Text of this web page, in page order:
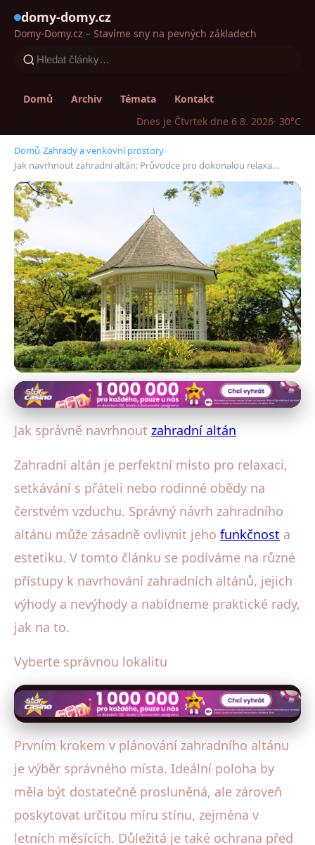
domy-domy.cz
Domy-Domy.cz – Stavíme sny na pevných základech
Domů Archiv Témata
Kontakt
Dnes je Čtvrtek dne 6 8. 2026· 30°C
Domů›Zahrady a venkovní prostory›
Jak navrhnout zahradní altán: Průvodce pro dokonalou relaxa…
Zahrady a venkovní prostory
Jak navrhnout zahradní altán:
30. 8. 2025· 4 min čtení · Autor: Michaela Kratochvílová
Jak správně navrhnout zahradní altán
Zahradní altán je perfektní místo pro relaxaci,
setkávání s přáteli nebo rodinné obědy na
čerstvém vzduchu. Správný návrh zahradního
altánu může zásadně ovlivnit jeho funkčnost a
estetiku. V tomto článku se podíváme na různé
přístupy k navrhování zahradních altánů, jejich
výhody a nevýhody a nabídneme praktické rady,
jak na to.
Vyberte správnou lokalitu
Prvním krokem v plánování zahradního altánu
je výběr správného místa. Ideální poloha by
měla být dostatečně prosluněná, ale zároveň
poskytovat určitou míru stínu, zejména v
letních měsících. Důležitá je také ochrana před